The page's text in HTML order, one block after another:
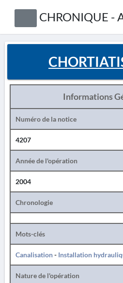
CHRONIQUE -
Informations
Numéro de la notice
4207
Année de l'opération
2004
Chronologie
Mots-clés
Canalisation- Installation
Nature de l'opération